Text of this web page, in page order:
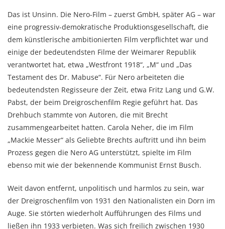
Das ist Unsinn. Die Nero-Film – zuerst GmbH, später AG – war
eine progressiv-demokratische Produktionsgesellschaft, die
dem künstlerische ambitionierten Film verpflichtet war und
einige der bedeutendsten Filme der Weimarer Republik
verantwortet hat, etwa „Westfront 1918“, „M“ und „Das
Testament des Dr. Mabuse“. Für Nero arbeiteten die
bedeutendsten Regisseure der Zeit, etwa Fritz Lang und G.W.
Pabst, der beim Dreigroschenfilm Regie geführt hat. Das
Drehbuch stammte von Autoren, die mit Brecht
zusammengearbeitet hatten. Carola Neher, die im Film
„Mackie Messer“ als Geliebte Brechts auftritt und ihn beim
Prozess gegen die Nero AG unterstützt, spielte im Film
ebenso mit wie der bekennende Kommunist Ernst Busch.
Weit davon entfernt, unpolitisch und harmlos zu sein, war
der Dreigroschenfilm von 1931 den Nationalisten ein Dorn im
Auge. Sie störten wiederholt Aufführungen des Films und
ließen ihn 1933 verbieten. Was sich freilich zwischen 1930